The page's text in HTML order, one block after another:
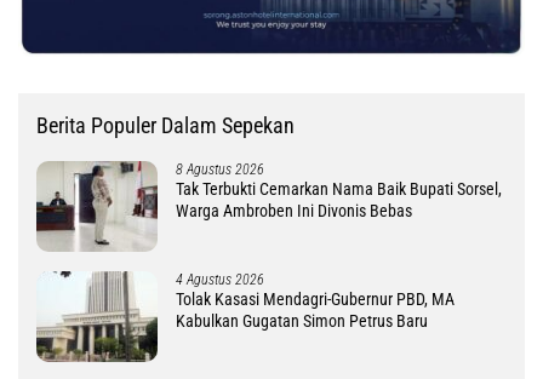
Berita Populer Dalam Sepekan
8 Agustus 2026
Tak Terbukti Cemarkan Nama Baik Bupati Sorsel,
Warga Ambroben Ini Divonis Bebas
4 Agustus 2026
Tolak Kasasi Mendagri-Gubernur PBD, MA
Kabulkan Gugatan Simon Petrus Baru